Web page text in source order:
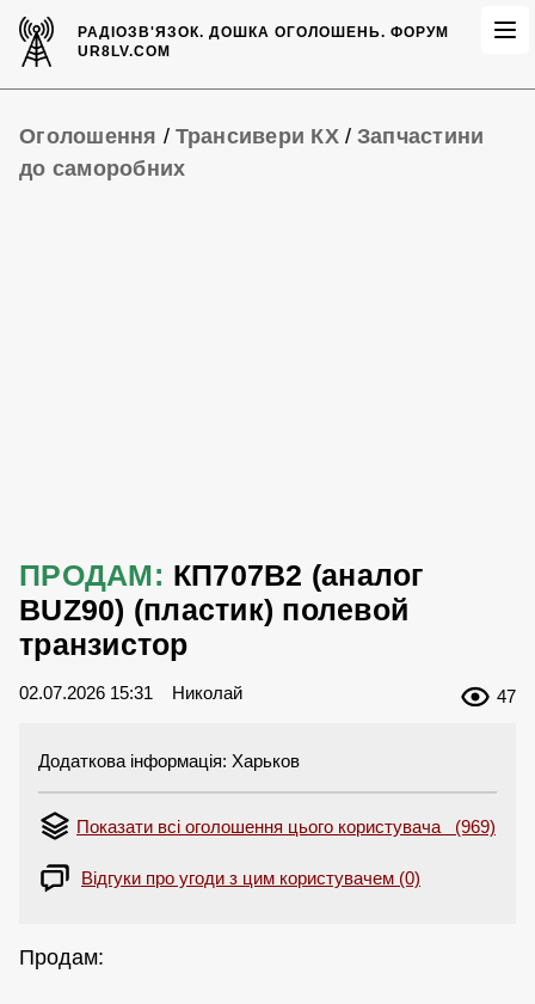
РАДІОЗВ'ЯЗОК.ДОШКА ОГОЛОШЕНЬ. ФОРУМ
UR8LV.COM
Оголошення / Трансивери КХ/ Запчастини
до саморобних
ПРОДАМ: КП707В2 (аналог
BUZ90) (пластик) полевой
транзистор
02.07.2026 15:31 Николай 47
Додаткова інформація: Харьков
Показати всі оголошення цього користувача (969)
Відгуки про угоди з цим користувачем (0)
Продам: